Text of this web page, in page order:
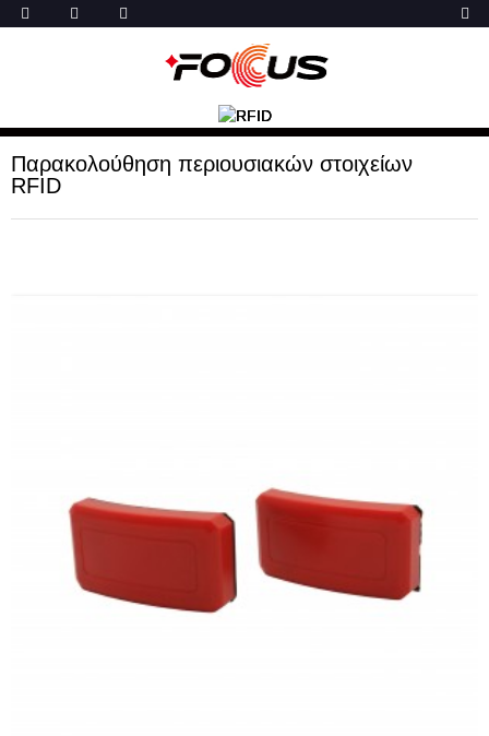
Παρακολούθηση περιουσιακών στοιχείων
RFID